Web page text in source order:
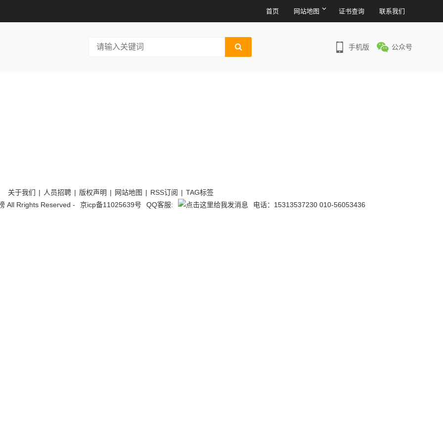
首页 网站地图 证书查询 联系我们
手机版 公众号
关于我们 | 人员招聘 | 版权声明 | 网站地图 | RSS订阅 | TAG标签
All Rrights Reserved -
京icp备11025639号 QQ客服: 电话：15313537230 010-56053436